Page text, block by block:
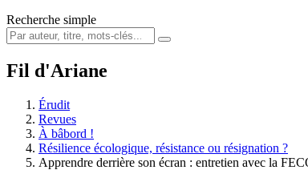
Recherche simple
Fil d'Ariane
Érudit
Revues
À bâbord !
Résilience écologique, résistance ou résignation ?
Apprendre derrière son écran : entretien avec la